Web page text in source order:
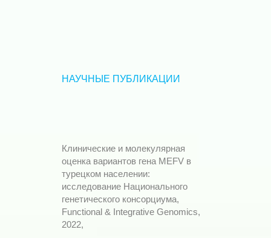
НАУЧНЫЕ ПУБЛИКАЦИИ
Клинические и молекулярная
оценка вариантов гена MEFV в
турецком населении:
исследование Национального
генетического консорциума,
Functional & Integrative Genomics,
2022,